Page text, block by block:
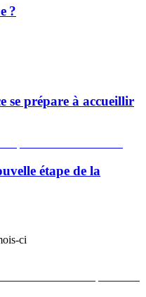
?
se prépare à accueillir
étape de la
ci